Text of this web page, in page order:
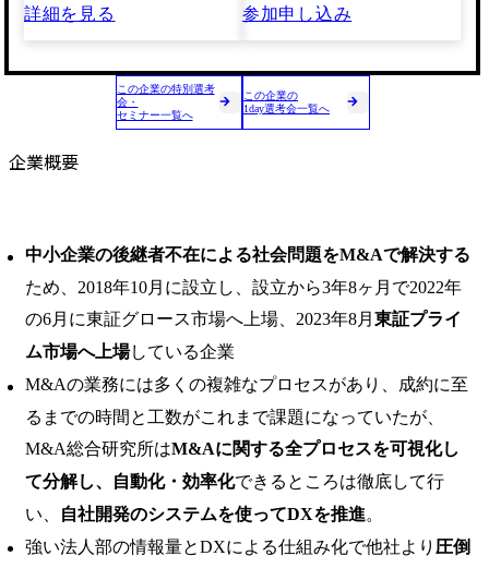
詳細を見る
参加申し込み
この企業の特別選考
会・
セミナー一覧へ
この企業の
1day選考会一覧へ
企業概要
中小企業の後継者不在による社会問題をM&Aで解決する
ため、2018年10月に設立し、設立から3年8ヶ月で2022年
の6月に東証グロース市場へ上場、2023年8月 東証プライ
ム市場へ上場している企業
M&Aの業務には多くの複雑なプロセスがあり、成約に至
るまでの時間と工数がこれまで課題になっていたが、
M&A総合研究所はM&Aに関する全プロセスを可視化し
て分解し、自動化・効率化できるところは徹底して行
い、
自社開発のシステムを使ってDXを推進。
強い法人部の情報量とDXによる仕組み化で他社より 圧倒